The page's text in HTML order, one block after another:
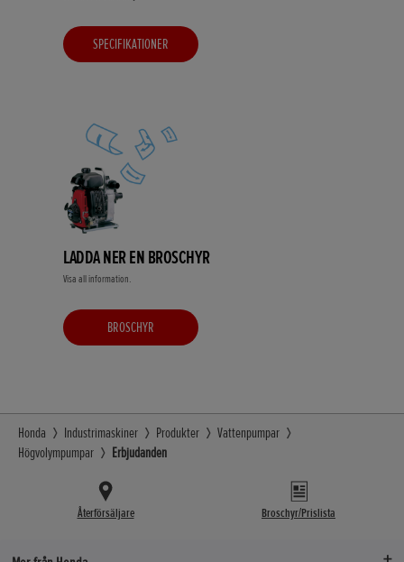
SPECIFIKATIONER
LADDA NER EN BROSCHYR
Visa all information.
BROSCHYR
Honda Industrimaskiner Produkter
Vattenpumpar
Högvolympumpar
Erbjudanden
Återförsäljare Broschyr/Prislista